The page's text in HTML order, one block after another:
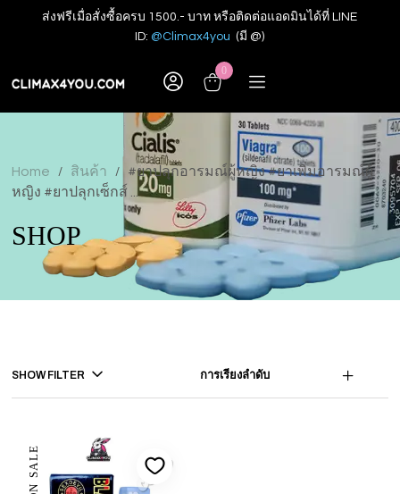
ส่งฟรีเมื่อสั่งซื้อครบ 1500.- บาท หรือติดต่อแอดมินได้ที่ LINE
ID: @Climax4you (มี @)
0
Home / สินค้า /
#ยาปลุกอารมณ์ผู้หญิง #ยาเพิ่มอารมณ์ผู้
หญิง #ยาปลุกเซ็กส์ ...
SHOP
SHOW FILTER การเรียงลำดับ
ON SALE